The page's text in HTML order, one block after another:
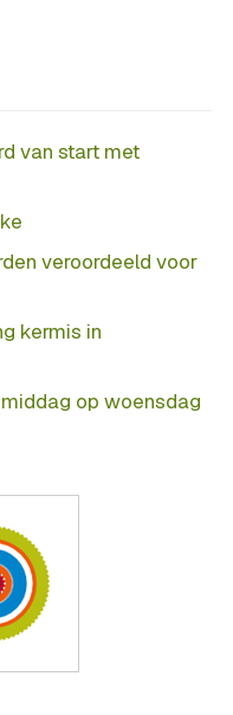
van start met
veroordeeld voor
kermis in
op woensdag